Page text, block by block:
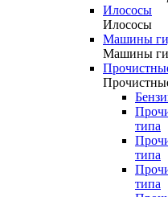
Илососы
Илососы
Машины
Машины
типа
типа
типа